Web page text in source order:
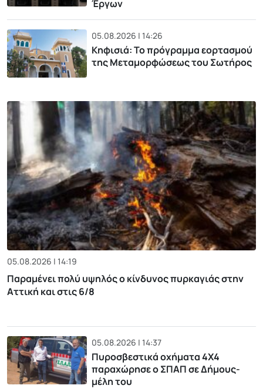
Έργων
05.08.2026 | 14:26
Κηφισιά: Το πρόγραμμα εορτασμού
της Μεταμορφώσεως του Σωτήρος
05.08.2026 | 14:19
Παραμένει πολύ υψηλός ο κίνδυνος πυρκαγιάς στην
Αττική και στις 6/8
05.08.2026 | 14:37
Πυροσβεστικά οχήματα 4Χ4
παραχώρησε ο ΣΠΑΠ σε Δήμους-
μέλη του